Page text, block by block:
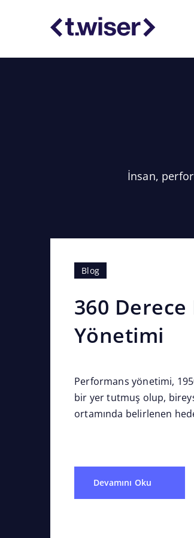
İnsan,
Blog
360
Yönetimi
Performans yönetimi,
bir yer tutmuş olup,
ortamında belirlenen
Devamını Oku